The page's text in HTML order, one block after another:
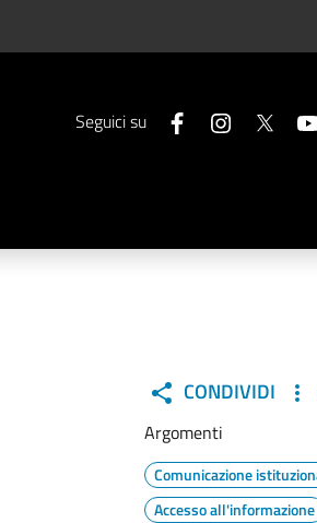
Seguici su
CONDIVIDI
Argomenti
Comunicazione
Accesso all'informazione